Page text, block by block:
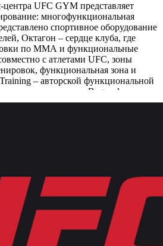
UFC GYM представляет
многофункциональная
спортивное оборудование
Октагон – сердце клуба, где
по ММА и функциональные
с атлетами UFC, зоны
функциональная зона и
– авторской функциональной
джиу-джитсу, Bag rack и мн.